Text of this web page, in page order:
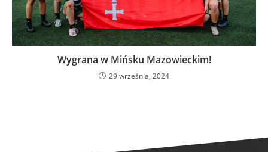
Wygrana w Mińsku Mazowieckim!
29 września, 2024